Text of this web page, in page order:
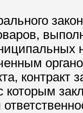
контракт
которым